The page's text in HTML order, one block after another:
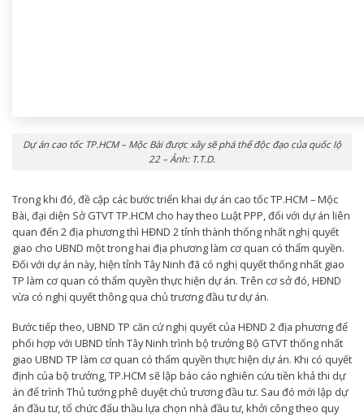
Dự án cao tốc TP.HCM – Mộc Bài được xây sẽ phá thể độc đạo của quốc lộ
22 – Ảnh: T.T.D.
Trong khi đó, đề cập các bước triển khai dự án cao tốc TP.HCM – Mộc
Bài, đại diện Sở GTVT TP.HCM cho hay theo Luật PPP, đối với dự án liên
quan đến 2 địa phương thì HĐND 2 tỉnh thành thống nhất nghị quyết
giao cho UBND một trong hai địa phương làm cơ quan có thẩm quyền.
Đối với dự án này, hiện tỉnh Tây Ninh đã có nghị quyết thống nhất giao
TP làm cơ quan có thẩm quyền thực hiện dự án. Trên cơ sở đó, HĐND
vừa có nghị quyết thông qua chủ trương đầu tư dự án.
Bước tiếp theo, UBND TP căn cứ nghị quyết của HĐND 2 địa phương để
phối hợp với UBND tỉnh Tây Ninh trình bộ trưởng Bộ GTVT thống nhất
giao UBND TP làm cơ quan có thẩm quyền thực hiện dự án. Khi có quyết
định của bộ trưởng, TP.HCM sẽ lập báo cáo nghiên cứu tiền khả thi dự
án để trình Thủ tướng phê duyệt chủ trương đầu tư. Sau đó mới lập dự
án đầu tư, tổ chức đấu thầu lựa chọn nhà đầu tư, khởi công theo quy